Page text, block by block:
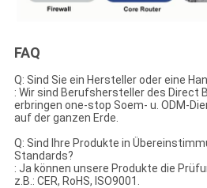
FAQ
Q: Sind Sie ein Hersteller oder eine
: Wir sind Berufshersteller des Direct
erbringen one-stop Soem- u. ODM-
auf der ganzen Erde.
Q: Sind Ihre Produkte in
Standards?
: Ja können unsere Produkte die
z.B.: CER, RoHS, ISO9001.